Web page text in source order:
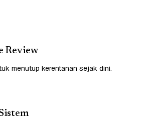
Review
menutup kerentanan sejak dini.